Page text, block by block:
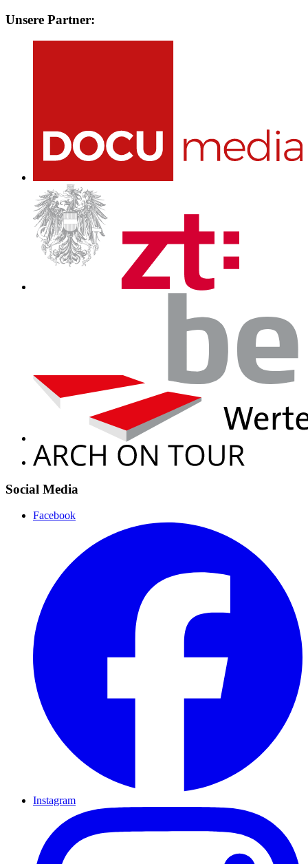
Unsere Partner:
Social Media
Facebook
Instagram